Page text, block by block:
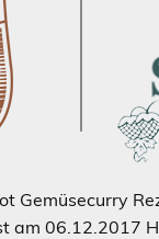
Gemüsecurry
am 06.12.2017